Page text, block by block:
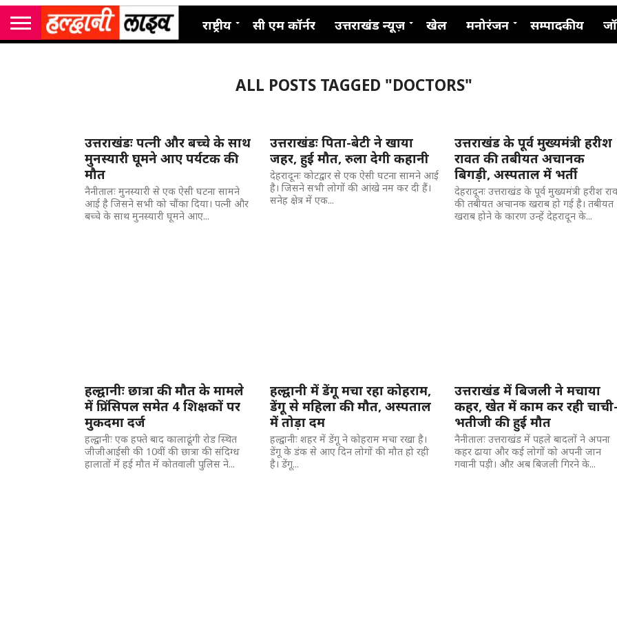
राष्ट्रीय सी एम कॉर्नर उत्तराखंड न्यूज़ खेल मनोरंजन सम्पादकीय
ALL POSTS TAGGED "DOCTORS"
उत्तराखंडः पत्नी और बच्चे के साथ
मुनस्यारी घूमने आए पर्यटक की
मौत
नैनीतालः मुनस्यारी से एक ऐसी घटना सामने
आई है जिसने सभी को चौंका दिया। पत्नी और
बच्चे के साथ मुनस्यारी घूमने आए...
उत्तराखंडः पिता-बेटी ने खाया
जहर, हुई मौत, रुला देगी कहानी
देहरादूनः कोटद्वार से एक ऐसी घटना सामने आई
है। जिसने सभी लोगों की आंखे नम कर दी हैं।
सनेह क्षेत्र में एक...
उत्तराखंड के पूर्व मुख्यमंत्री हरीश
रावत की तबीयत अचानक
बिगड़ी, अस्पताल में भर्ती
देहरादूनः उत्तराखंड के पूर्व मुख्यमंत्री हरीश
की तबीयत अचानक खराब हो गई है। तबीयत
खराब होने के कारण उन्हें देहरादून के...
हल्द्वानीः छात्रा की मौत के मामले
में प्रिंसिपल समेत 4 शिक्षकों पर
मुकदमा दर्ज
हल्द्वानीः एक हफ्ते बाद कालाढूंगी रोड स्थित
जीजीआईसी की 10वीं की छात्रा की संदिग्ध
हालातों में हई मौत में कोतवाली पुलिस ने...
हल्द्वानी में डेंगू मचा रहा कोहराम,
डेंगू से महिला की मौत, अस्पताल
में तोड़ा दम
हल्द्वानीः शहर में डेंगू ने कोहराम मचा रखा है।
डेंगू के डंक से आए दिन लोगों की मौत हो रही
है। डेंगू...
उत्तराखंड में बिजली ने मचाया
कहर, खेत में काम कर रही चाची-
भतीजी की हुई मौत
नैनीतालः उत्तराखंड में पहले बादलों ने अपना
कहर ढाया और कई लोगों को अपनी जान
गवानी पड़ी। औऱ अब बिजली गिरने के...